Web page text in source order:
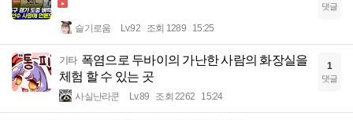
슬기로움 Lv.92 조회 1289 15:25
댓글
기타 폭염으로 두바이의 가난한 사람의 화장실을
체험 할 수 있는 곳
사실난라쿤 Lv.89 조회 2262 15:24
1
댓글